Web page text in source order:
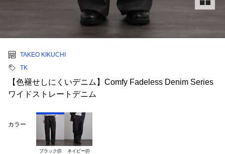
TAKEO KIKUCHI
TK
【色褪せしにくいデニム】Comfy Fadeless Denim Series
ワイドストレートデニム
カラー
ブラック(0
ネイビー(0